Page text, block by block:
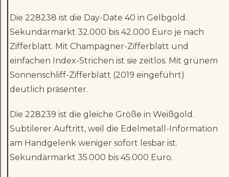
Die 228238 ist die Day-Date 40 in Gelbgold.
Sekundärmarkt 32.000 bis 42.000 Euro je nach
Zifferblatt. Mit Champagner-Zifferblatt und
einfachen Index-Strichen ist sie zeitlos. Mit grünem
Sonnenschliff-Zifferblatt (2019 eingeführt)
deutlich präsenter.
Die 228239 ist die gleiche Größe in Weißgold.
Subtilerer Auftritt, weil die Edelmetall-Information
am Handgelenk weniger sofort lesbar ist.
Sekundärmarkt 35.000 bis 45.000 Euro.